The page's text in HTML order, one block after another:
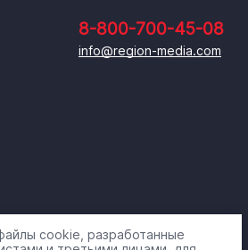
8-800-700-45-08
info@region-media.com
cookie, разработанные